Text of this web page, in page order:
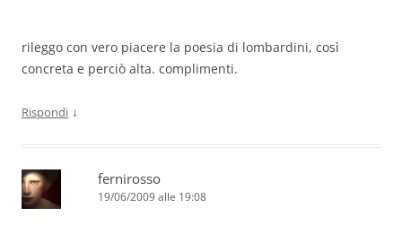
rileggo con vero piacere la poesia di lombardini, così
concreta e perciò alta. complimenti.
Rispondi ↓
fernirosso
19/06/2009 alle 19:08